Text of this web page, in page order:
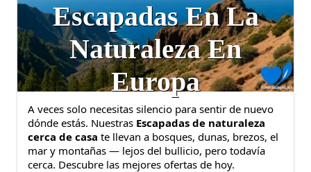
Escapadas En La
Naturaleza En
Europa
A veces solo necesitas silencio para sentir de nuevo
dónde estás. Nuestras Escapadas de naturaleza
cerca de casa te llevan a bosques, dunas, brezos, el
mar y montañas — lejos del bullicio, pero todavía
cerca. Descubre las mejores ofertas de hoy.